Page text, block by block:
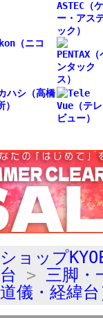
ョップ
> 三脚・
儀・経緯